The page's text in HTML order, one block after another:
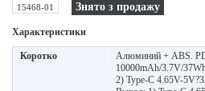
15468-01 Знято з продажу
Характеристики
Коротко
Алюминий + ABS.
10000mAh/3.7V/
2) Type-C 4.65V-